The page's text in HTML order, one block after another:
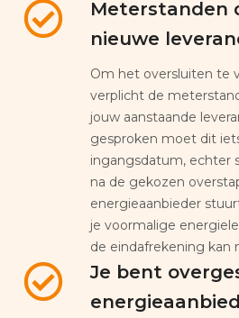
Meterstanden
nieuwe
Om het oversluiten te
verplicht de
jouw aanstaande
gesproken moet dit
ingangsdatum, echter
na de gekozen
energieaanbieder
je voormalige
de eindafrekening kan
Je bent